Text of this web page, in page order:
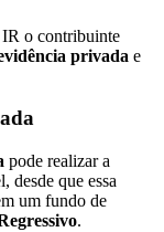
IR o contribuinte
privada e
pode realizar a
desde que essa
um fundo de
.